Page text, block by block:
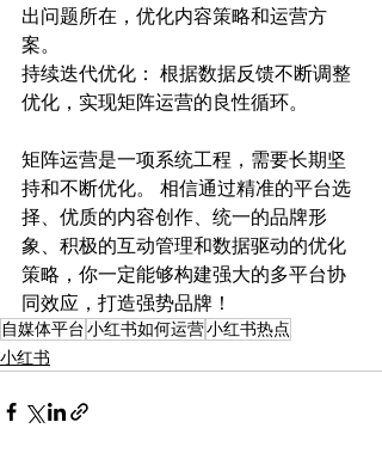
出问题所在，优化内容策略和运营方
案。
持续迭代优化： 根据数据反馈不断调整
优化，实现矩阵运营的良性循环。
矩阵运营是一项系统工程，需要长期坚
持和不断优化。 相信通过精准的平台选
择、优质的内容创作、统一的品牌形
象、积极的互动管理和数据驱动的优化
策略，你一定能够构建强大的多平台协
同效应，打造强势品牌！
自媒体平台小红书如何运营小红书热点
小红书